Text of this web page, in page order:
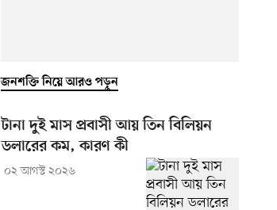
জনশক্তি নিয়ে আরও পড়ুন
টানা দুই মাস প্রবাসী আয় তিন বিলিয়ন
ডলারের কম, কারণ কী
০২ আগস্ট ২০২৬